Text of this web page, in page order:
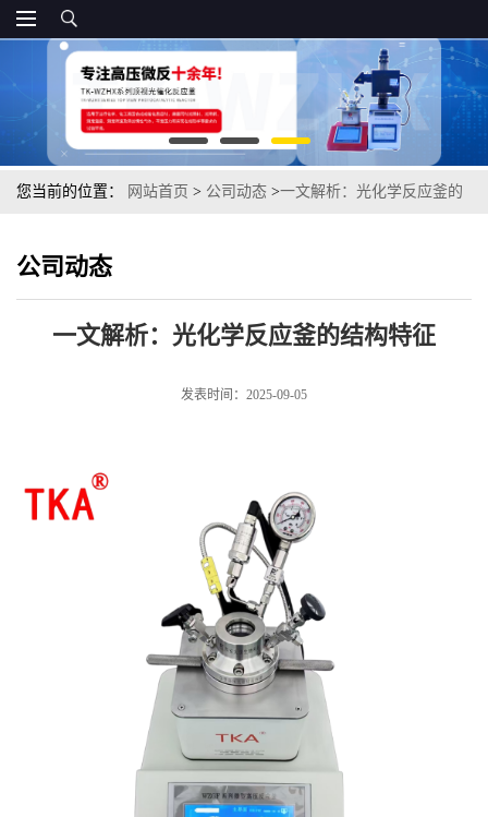
您当前的位置： 网站首页 > 公司动态 >一文解析：光化学反应釜的
公司动态
一文解析：光化学反应釜的结构特征
发表时间：2025-09-05